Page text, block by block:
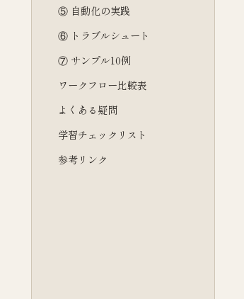
⑤ 自動化の実践
⑥ トラブルシュート
⑦ サンプル10例
ワークフロー比較表
よくある疑問
学習チェックリスト
参考リンク